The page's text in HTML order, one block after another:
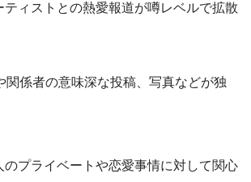
ティストとの熱愛報道が噂レベルで拡散
関係者の意味深な投稿、写真などが独
のプライベートや恋愛事情に対して関心